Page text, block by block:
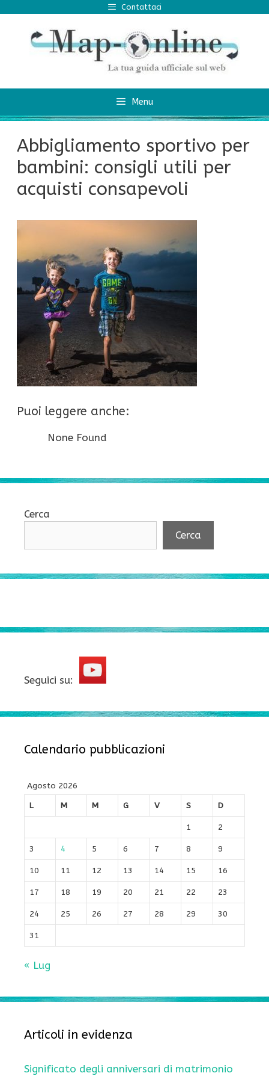
contenuto
Contattaci
Menu
Abbigliamento sportivo per
bambini: consigli utili per
acquisti consapevoli
Puoi leggere anche:
None Found
Cerca
Cerca
Seguici su:
Calendario pubblicazioni
Agosto 2026
L
M M G V S D
1 2
3 4 5 6 7 8 9
10 11 12 13 14 15 16
17 18 19 20 21 22 23
24 25 26 27 28 29 30
31
« Lug
Articoli in evidenza
Significato degli anniversari di matrimonio